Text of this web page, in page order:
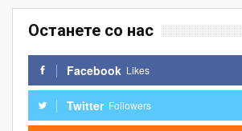
Останете со нас
Facebook Likes
Twitter Followers